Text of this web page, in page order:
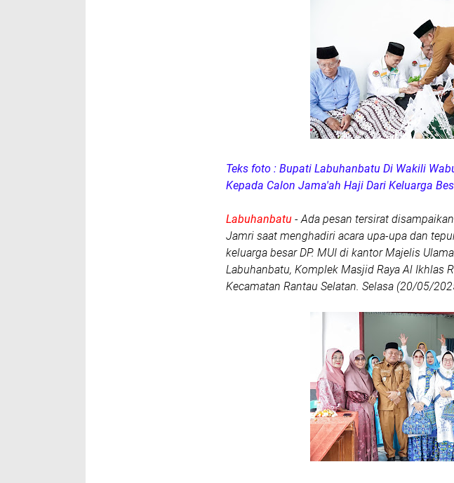
Teks foto : Bupati Labuhanbatu Di Wakili
Kepada Calon Jama'ah Haji Dari Keluarga
Labuhanbatu - Ada pesan tersirat
Jamri saat menghadiri acara upa-upa dan
keluarga besar DP. MUI di kantor Majelis
Labuhanbatu, Komplek Masjid Raya Al Ikhlas
Kecamatan Rantau Selatan. Selasa (20/05/